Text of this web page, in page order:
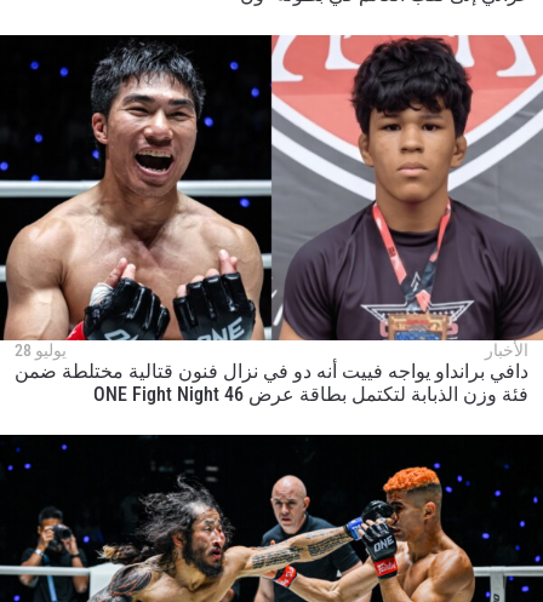
الأخبار يوليو 28
دافي برانداو يواجه فييت أنه دو في نزال فنون قتالية مختلطة ضمن
فئة وزن الذبابة لتكتمل بطاقة عرض ONE Fight Night 46